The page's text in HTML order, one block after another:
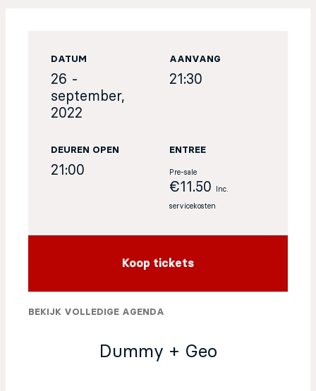
Dummy + Geo
DATUM
26 -
september,
2022
AANVANG
21:30
DEUREN OPEN
21:00
ENTREE
Pre-sale
€11.50 Inc.
servicekosten
Koop tickets
BEKIJK VOLLEDIGE AGENDA